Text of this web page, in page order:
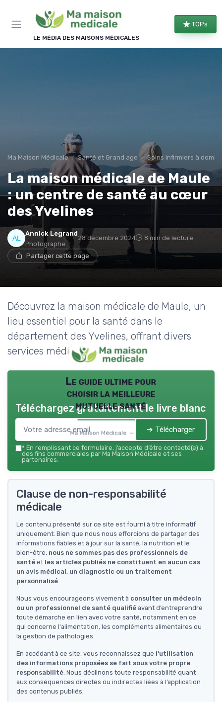
LE MÉDIA DES MAISONS MÉDICALES
TOPs
Ma Maison Médicale Santé et Grand age Soins infirmiers à
La maison médicale de Maule
: un centre de santé au cœur
des Yvelines
Annick Legrand
Photographe
28 décembre 2024 8 min de lecture
Partager cette page
Découvrez la maison médicale de Maule, un
lieu essentiel pour la santé dans le
département des Yvelines, offrant divers
services médicaux.
Le guide ultime pour
choisir la meilleure
mutuelle santé
Ma Maison Médicale — 2026
Téléchargez gratuitement le livre blanc
➔ Télécharger
* En remplissant ce formulaire, j’accepte d’être contacté(e) à
des fins commerciales par Ma Maison Médicale et ses
partenaires.
Clause de non-responsabilité
médicale
Le contenu présenté sur ce site est fourni à titre informatif
uniquement. Bien que nous nous efforcions de partager des
informations fiables et à jour sur la santé, la nutrition et le
bien-être, nous ne sommes pas des professionnels de
santé et les articles publiés ne constituent en aucun cas
un avis médical, un diagnostic ou un traitement
personnalisé.
Nous vous encourageons vivement à consulter un médecin
ou un professionnel de santé qualifié avant d’entreprendre
toute démarche en lien avec votre santé, notamment en ce
qui concerne l'alimentation, les compléments alimentaires ou
la gestion de pathologies.
En accédant à ce site, vous reconnaissez que l'utilisation
des informations proposées se fait sous votre propre
responsabilité. Nous déclinons toute responsabilité quant
aux conséquences directes ou indirectes liées à l’application
des contenus publiés.
→ Je rejoins le club
* En rejoignant le club, j'accepte de recevoir les emails
de Ma Maison Médicale et les offres de ses